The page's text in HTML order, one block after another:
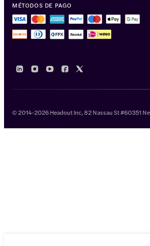
MÉTODOS DE PAGO
© 2014-2026 Headout Inc, 82 Nassau St #60351